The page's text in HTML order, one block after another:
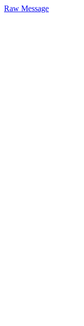
Raw Message